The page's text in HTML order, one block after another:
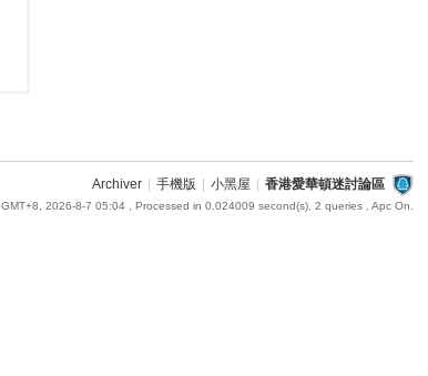
Archiver 手機版 小黑屋 香港愛華頓迷討論區
GMT+8, 2026-8-7 05:04, Processed in 0.024009 second(s), 2 queries , Apc On.